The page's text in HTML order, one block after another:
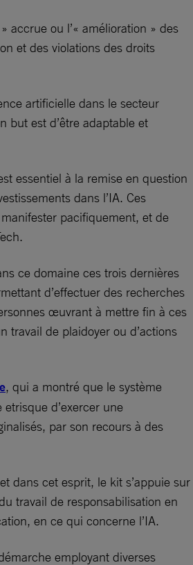
accrue ou l’« amélioration » des
et des violations des droits
artificielle dans le secteur
but est d’être adaptable et
essentiel à la remise en question
dans l’IA. Ces
pacifiquement, et de
ce domaine ces trois dernières
d’effectuer des recherches
œuvrant à mettre fin à ces
travail de plaidoyer ou d’actions
, qui a montré que le système
d’exercer une
par son recours à des
dans cet esprit, le kit s’appuie sur
travail de responsabilisation en
en ce qui concerne l’IA.
employant diverses